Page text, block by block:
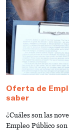
Oferta de
saber
¿Cuáles son las
Empleo Público son